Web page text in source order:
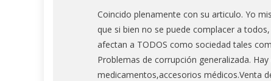
Coincido plenamente con su articulo. Yo
que si bien no se puede complacer a
afectan a TODOS como sociedad tales
Problemas de corrupción generalizada.
medicamentos,accesorios médicos.Venta